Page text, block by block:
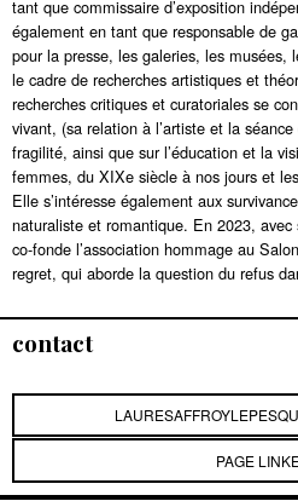
tant que commissaire d’exposition
également en tant que responsable de
pour la presse, les galeries, les
le cadre de recherches artistiques et
recherches critiques et curatoriales se
vivant, (sa relation à l’artiste et la
fragilité, ainsi que sur l’éducation et la
femmes, du XIXe siècle à nos jours et
Elle s’intéresse également aux
naturaliste et romantique. En 2023,
co-fonde l’association hommage au
regret, qui aborde la question du refus
contact
PAGE